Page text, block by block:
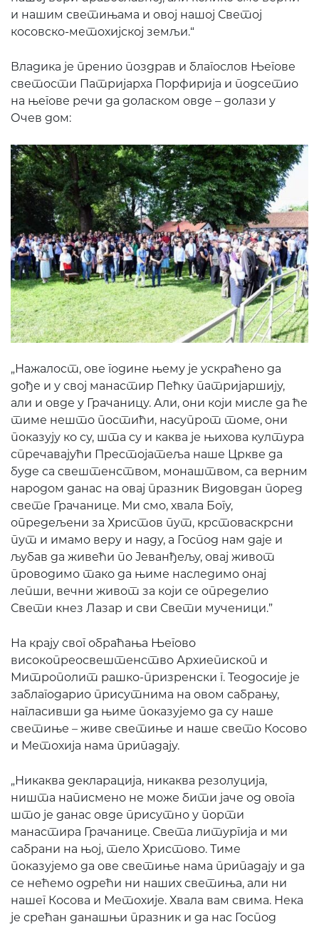
и нашим светињама и овој нашој Светој
косовско-метохијској земљи.“
Владика је пренио поздрав и благослов Његове
светости Патријарха Порфирија и подсетио
на његове речи да доласком овде – долази у
Очев дом:
„Нажалост, ове године њему је ускраћено да
дође и у свој манастир Пећку патријаршију,
али и овде у Грачаницу. Али, они који мисле да ће
тиме нешто постићи, насупрот томе, они
показују ко су, шта су и каква је њихова култура
спречавајући Престојатеља наше Цркве да
буде са свештенством, монаштвом, са верним
народом данас на овај празник Видовдан поред
свете Грачанице. Ми смо, хвала Богу,
опредељени за Христов пут, крстоваскрсни
пут и имамо веру и наду, а Господ нам даје и
љубав да живећи по Јеванђељу, овај живот
проводимо тако да њиме наследимо онај
лепши, вечни живот за који се определио
Свети кнез Лазар и сви Свети мученици.”
На крају свог обраћања Његово
високопреосвештенство Архиепископ и
Митрополит рашко-призренски г. Теодосије је
заблагодарио присутнима на овом сабрању,
нагласивши да њиме показујемо да су наше
светиње – живе светиње и наше свето Косово
и Метохија нама припадају.
„Никаква декларација, никаква резолуција,
ништа написмено не може бити јаче од овога
што је данас овде присутно у порти
манастира Грачанице. Света литургија и ми
сабрани на њој, тело Христово. Тиме
показујемо да ове светиње нама припадају и да
се нећемо одрећи ни наших светиња, али ни
нашег Косова и Метохије. Хвала вам свима. Нека
је срећан данашњи празник и да нас Господ